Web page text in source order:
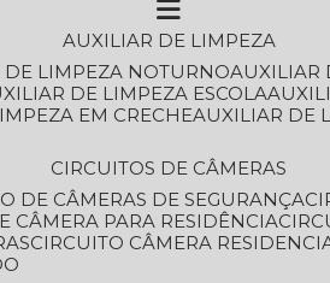
AUXILIAR DE LIMPEZA
DE LIMPEZA NOTURNO
DE LIMPEZA ESCOLA
EM CRECHE
AUXILIAR
CIRCUITOS DE CÂMERAS
DE CÂMERAS DE SEGURANÇA
CÂMERA PARA RESIDÊNCIA
CIRCUITO CÂMERA